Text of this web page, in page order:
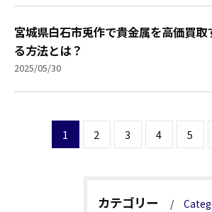
宮城県白石市兎作で貴金属を高価買取
る方法とは？
2025/05/30
1 2 3 4 5
カテゴリー